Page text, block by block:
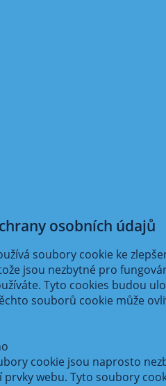
osobních údajů
soubory cookie ke
jsou nezbytné pro
Tyto cookies budou
souborů cookie může
cookie jsou naprosto
prvky webu. Tyto soubory